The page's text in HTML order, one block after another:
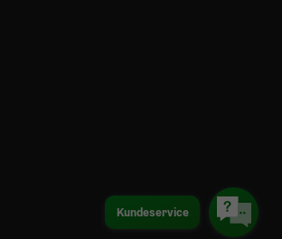
Kundeservice